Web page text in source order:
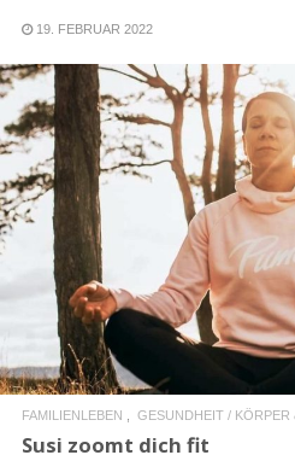
19. FEBRUAR 2022
READ
FAMILIENLEBEN GESUNDHEIT / KÖRPER
Susi zoomt dich fit